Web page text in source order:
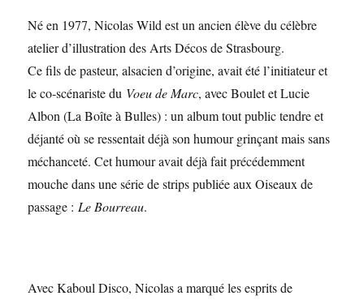
Né en 1977, Nicolas Wild est un ancien élève du célèbre
atelier d’illustration des Arts Décos de Strasbourg.
Ce fils de pasteur, alsacien d’origine, avait été l’initiateur et
le co-scénariste du Voeu de Marc, avec Boulet et Lucie
Albon (La Boîte à Bulles) : un album tout public tendre et
déjanté où se ressentait déjà son humour grinçant mais sans
méchanceté. Cet humour avait déjà fait précédemment
mouche dans une série de strips publiée aux Oiseaux de
passage :Le Bourreau.
Avec Kaboul Disco, Nicolas a marqué les esprits de